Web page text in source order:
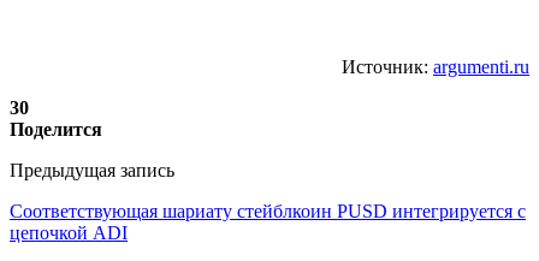
Источник: argumenti.ru
30
Поделится
Предыдущая запись
Соответствующая шариату стейблкоин PUSD интегрируется с
цепочкой ADI